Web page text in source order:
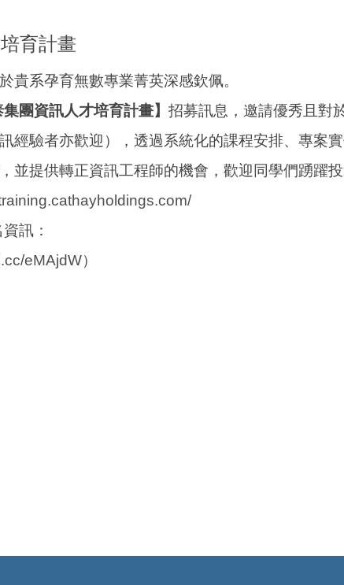
育計畫
貴系孕育無數專業菁英深感欽佩。
集團資訊人才培育計畫】 招募訊息， 邀請優秀且對
經驗者亦歡迎）， 透過系統化的課程安排、專案
並提供轉正資訊工程師的機會，歡迎同學們踴躍投
com/
訊：
eMAjdW）